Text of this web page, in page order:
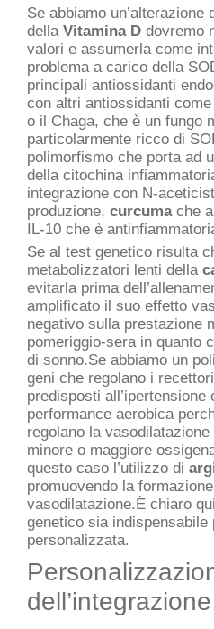
Se abbiamo un’alterazione
della Vitamina D dovremo
valori e assumerla come
problema a carico della
principali antiossidanti
con altri antiossidanti
o il Chaga, che è un fungo
particolarmente ricco di
polimorfismo che porta ad
della citochina
integrazione con N-
produzione, curcumache
IL-10 che è
Se al test genetico risulta
metabolizzatori lenti della
evitarla prima
amplificato il suo effetto
negativo sulla prestazione
pomeriggio-sera in quanto
di sonno.Se abbiamo un
geni che regolano i
predisposti all’ipertensione
performance aerobica
regolano la
minore o maggiore
questo caso l’utilizzo di
promuovendo la
vasodilatazione.È chiaro
genetico sia indispensabile
personalizzata.